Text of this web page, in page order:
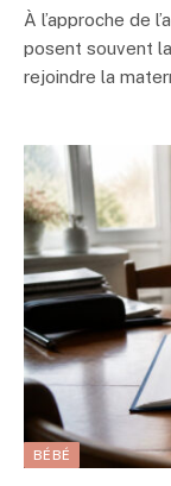
BÉBÉ
À l’approche de
posent souvent
rejoindre la